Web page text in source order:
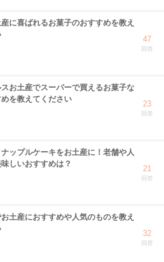
に喜ばれるお菓子のおすすめを教え
47
回答
お土産でスーパーで買えるお菓子な
を教えてください
23
回答
ップルケーキをお土産に！老舗や人
しいおすすめは？
21
回答
土産におすすめや人気のものを教え
32
回答